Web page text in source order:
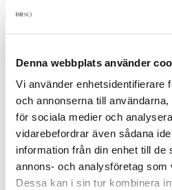
Denna webbplats använder
Vi använder enhetsidentifierare
och annonserna till
för sociala medier och
vidarebefordrar även sådana
information från din enhet till de
annons- och analysföretag som
Dessa kan i sin tur kombinera
mellan händerna.
Låt produkten torka och njut
är den
ha en pålitlig, långvarig hållning för
och flexibel finish ger denna
glans hela dagen.
Se mer